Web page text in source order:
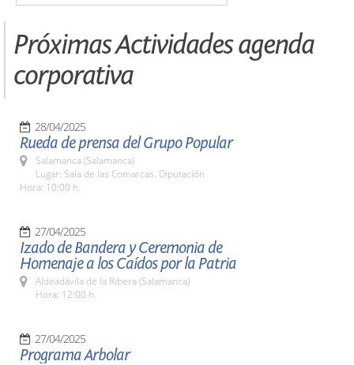
Próximas Actividades agenda
corporativa
28/04/2025
Rueda de prensa del Grupo Popular
Salamanca (Salamanca)
Lugar: Sala de las Comarcas. Diputación
Hora: 10:00 h.
27/04/2025
Izado de Bandera y Ceremonia de
Homenaje a los Caídos por la Patria
Aldeadávila de la Ribera (Salamanca)
Hora: 12:00 h.
27/04/2025
Programa Arbolar